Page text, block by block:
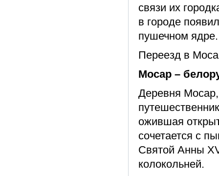
связи их
в городе
пушечном ядре.
Переезд в
Мосар –
Деревня Мосар,
ожившая
сочетается с
Святой Анны
колокольней.